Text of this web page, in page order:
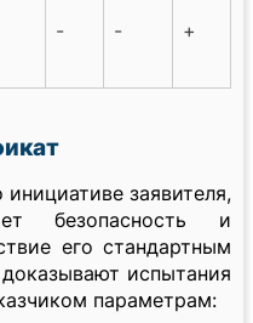
- - +
заявителя,
безопасность и
его стандартным
испытания
параметрам: